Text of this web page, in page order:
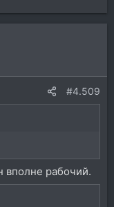
#4.509
вполне рабочий.